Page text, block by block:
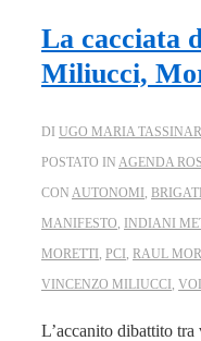
La cacciata
Miliucci,
DI UGO MARIA
POSTATO IN AGENDA
CON AUTONOMI
MANIFESTO INDIANI
MORETTI PCI RAUL
VINCENZO MILIUCCI
L’accanito dibattito tra